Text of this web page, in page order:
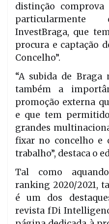
distinção
particularmente
InvestBraga, que
procura e captação
Concelho”.
“A subida de
também a
promoção externa
e que tem
grandes
fixar no concelho e
trabalho”, destaca o
Tal como
ranking 2020/2021,
é um dos
revista fDi